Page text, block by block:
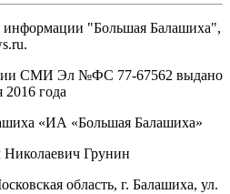
информации "Большая Балашиха",
СМИ Эл №ФС ‎77-67562 выдано
2016 года
«ИА «Большая Балашиха»
Грунин
область, г. Балашиха, ул.